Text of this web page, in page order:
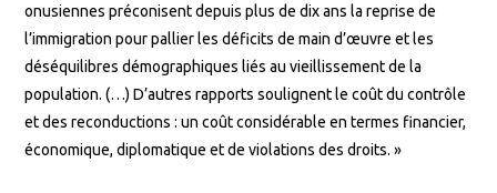
onusiennes préconisent depuis plus de dix ans la reprise de
l’immigration pour pallier les déficits de main d’œuvre et les
déséquilibres démographiques liés au vieillissement de la
population. (…) D’autres rapports soulignent le coût du contrôle
et des reconductions : un coût considérable en termes financier,
économique, diplomatique et de violations des droits. »